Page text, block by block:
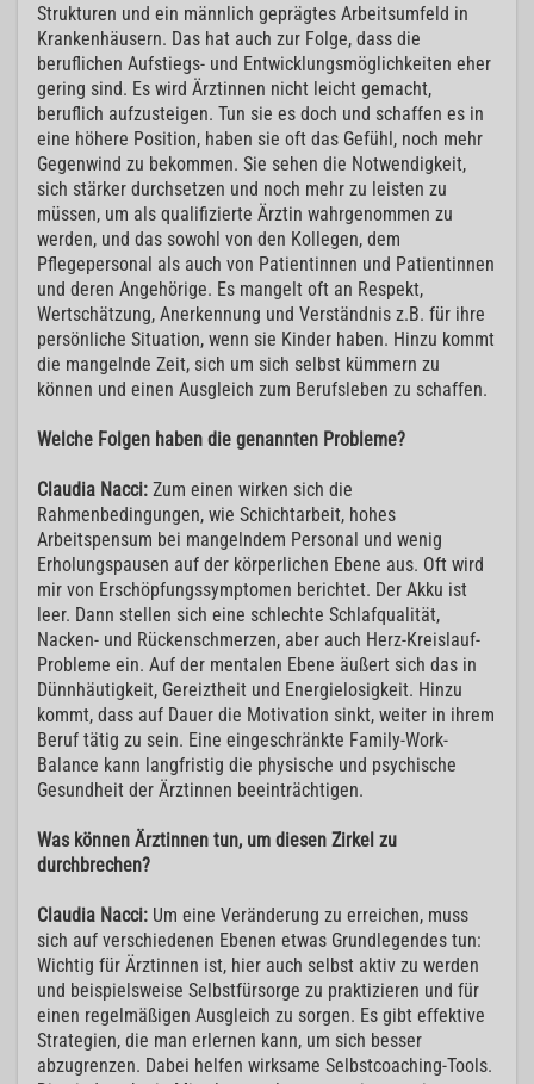
Strukturen und ein männlich geprägtes Arbeitsumfeld in
Krankenhäusern. Das hat auch zur Folge, dass die
beruflichen Aufstiegs- und Entwicklungsmöglichkeiten eher
gering sind. Es wird Ärztinnen nicht leicht gemacht,
beruflich aufzusteigen. Tun sie es doch und schaffen es in
eine höhere Position, haben sie oft das Gefühl, noch mehr
Gegenwind zu bekommen. Sie sehen die Notwendigkeit,
sich stärker durchsetzen und noch mehr zu leisten zu
müssen, um als qualifizierte Ärztin wahrgenommen zu
werden, und das sowohl von den Kollegen, dem
Pflegepersonal als auch von Patientinnen und Patientinnen
und deren Angehörige. Es mangelt oft an Respekt,
Wertschätzung, Anerkennung und Verständnis z.B. für ihre
persönliche Situation, wenn sie Kinder haben. Hinzu kommt
die mangelnde Zeit, sich um sich selbst kümmern zu
können und einen Ausgleich zum Berufsleben zu schaffen.
Welche Folgen haben die genannten Probleme?
Claudia Nacci: Zum einen wirken sich die
Rahmenbedingungen, wie Schichtarbeit, hohes
Arbeitspensum bei mangelndem Personal und wenig
Erholungspausen auf der körperlichen Ebene aus. Oft wird
mir von Erschöpfungssymptomen berichtet. Der Akku ist
leer. Dann stellen sich eine schlechte Schlafqualität,
Nacken- und Rückenschmerzen, aber auch Herz-Kreislauf-
Probleme ein. Auf der mentalen Ebene äußert sich das in
Dünnhäutigkeit, Gereiztheit und Energielosigkeit. Hinzu
kommt, dass auf Dauer die Motivation sinkt, weiter in ihrem
Beruf tätig zu sein. Eine eingeschränkte Family-Work-
Balance kann langfristig die physische und psychische
Gesundheit der Ärztinnen beeinträchtigen.
Was können Ärztinnen tun, um diesen Zirkel zu
durchbrechen?
Claudia Nacci: Um eine Veränderung zu erreichen, muss
sich auf verschiedenen Ebenen etwas Grundlegendes tun:
Wichtig für Ärztinnen ist, hier auch selbst aktiv zu werden
und beispielsweise Selbstfürsorge zu praktizieren und für
einen regelmäßigen Ausgleich zu sorgen. Es gibt effektive
Strategien, die man erlernen kann, um sich besser
abzugrenzen. Dabei helfen wirksame Selbstcoaching-Tools.